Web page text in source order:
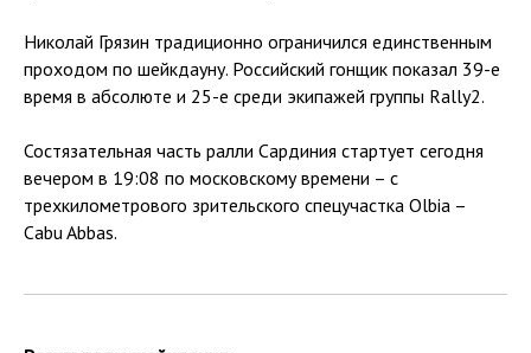
Николай Грязин традиционно ограничился единственным
проходом по шейкдауну. Российский гонщик показал 39-е
время в абсолюте и 25-е среди экипажей группы Rally2.
Состязательная часть ралли Сардиния стартует сегодня
вечером в 19:08 по московскому времени – с
трехкилометрового зрительского спецучастка Olbia –
Cabu Abbas.